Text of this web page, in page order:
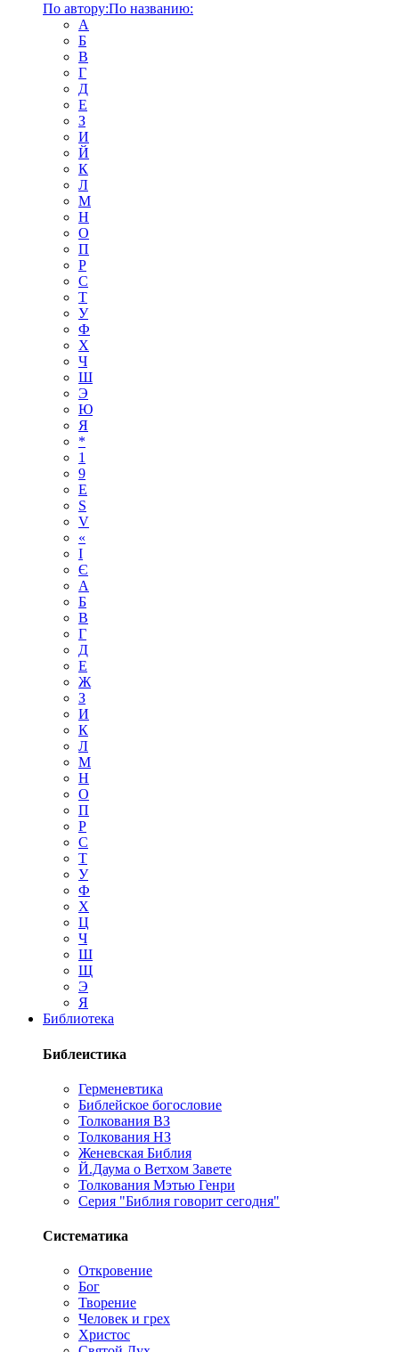
По автору:По названию:
А
Б
В
Г
Д
Е
З
И
Й
К
Л
М
Н
О
П
Р
С
Т
У
Ф
Х
Ч
Ш
Э
Ю
Я
*
1
9
E
S
V
«
І
Є
А
Б
В
Г
Д
Е
Ж
З
И
К
Л
М
Н
О
П
Р
С
Т
У
Ф
Х
Ц
Ч
Ш
Щ
Э
Я
Библиотека
Библеистика
Герменевтика
Библейское богословие
Толкования ВЗ
Толкования НЗ
Женевская Библия
Й.Даума о Ветхом Завете
Толкования Мэтью Генри
Серия "Библия говорит сегодня"
Систематика
Откровение
Бог
Творение
Человек и грех
Христос